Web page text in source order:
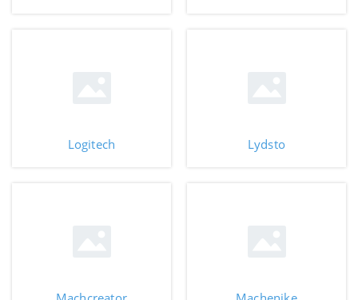
Logitech Lydsto